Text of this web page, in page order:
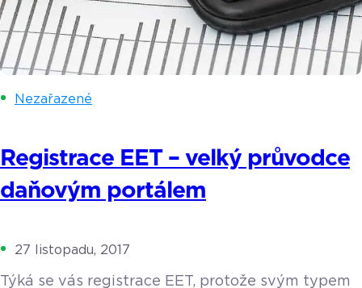
Nezařazené
Registrace EET – velký průvodce
daňovým portálem
27 listopadu, 2017
Týká se vás registrace EET, protože svým typem